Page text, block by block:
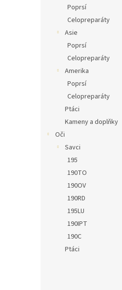
Poprsí
Celopreparáty
Asie
Poprsí
Celopreparáty
Amerika
Poprsí
Celopreparáty
Ptáci
Kameny a doplňky
Oči
Savci
195
190TO
190OV
190RD
195LU
190IPT
190C
Ptáci